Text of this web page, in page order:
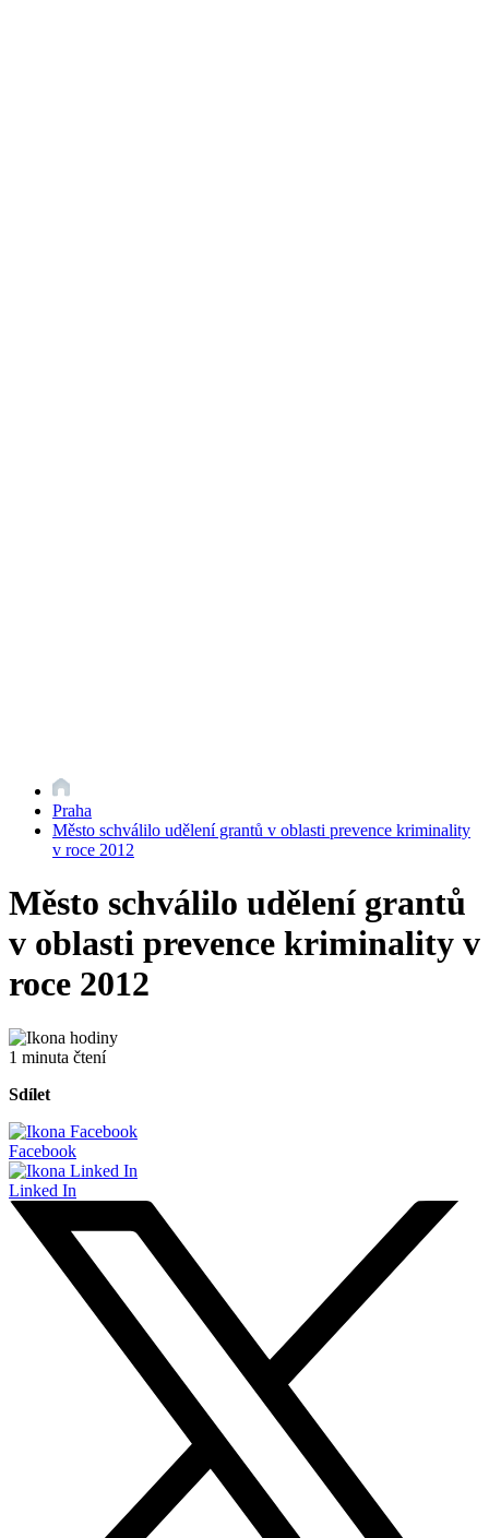
Praha
Město schválilo udělení grantů v oblasti prevence kriminality
v roce 2012
Město schválilo udělení grantů
v oblasti prevence kriminality v
roce 2012
1 minuta čtení
Sdílet
Facebook
Linked In